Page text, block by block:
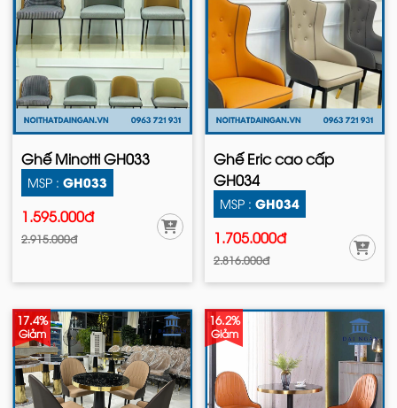
Ghế Minotti GH033
MSP : GH033
1.595.000đ
2.915.000đ
Ghế Eric cao cấp
GH034
MSP : GH034
1.705.000đ
2.816.000đ
17.4%
Giảm
16.2%
Giảm